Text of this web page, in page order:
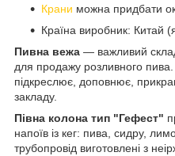
Крани можна придбати
Країна виробник: Китай
Пивна вежа — важливий
для продажу розливного
підкреслює, доповнює,
закладу.
Півна колона тип "Гефест"
напоїв із кег: пива, сидру,
трубопровід виготовлені з